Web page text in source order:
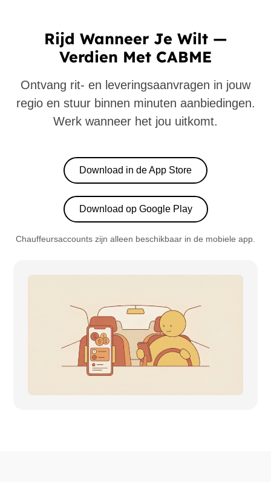
Rijd Wanneer Je Wilt —
Verdien Met CABME
Ontvang rit- en leveringsaanvragen in jouw
regio en stuur binnen minuten aanbiedingen.
Werk wanneer het jou uitkomt.
Download in de App Store
Download op Google Play
Chauffeursaccounts zijn alleen beschikbaar in de mobiele app.